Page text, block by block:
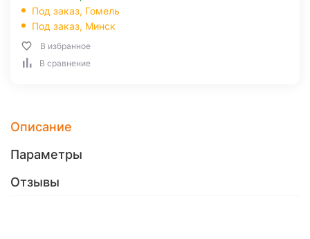
Под заказ, Гомель
Под заказ, Минск
В избранное
В сравнение
Описание
Параметры
Отзывы